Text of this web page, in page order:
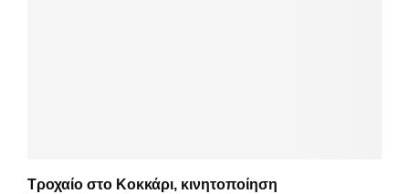
Τροχαίο στο Κοκκάρι, κινητοποίηση